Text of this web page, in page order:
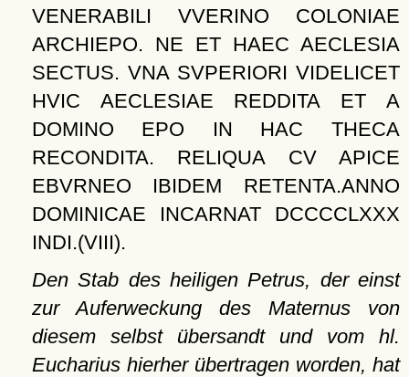
VENERABILI VVERINO COLONIAE
ARCHIEPO. NE ET HAEC AECLESIA
SECTUS. VNA SVPERIORI VIDELICET
HVIC AECLESIAE REDDITA ET A
DOMINO EPO IN HAC THECA
RECONDITA. RELIQUA CV APICE
EBVRNEO IBIDEM RETENTA.ANNO
DOMINICAE INCARNAT DCCCCLXXX
INDI.(VIII).
Den Stab des heiligen Petrus, der einst
zur Auferweckung des Maternus von
diesem selbst übersandt und vom hl.
Eucharius hierher übertragen worden, hat